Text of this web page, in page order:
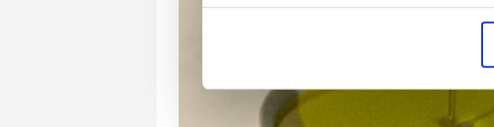
içerikleri sunabilmek adına elimizden
Sizlere daha iyi bir hizmet sunabilmek için